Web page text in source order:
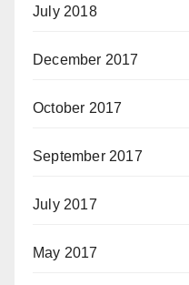
July 2018
December 2017
October 2017
September 2017
July 2017
May 2017